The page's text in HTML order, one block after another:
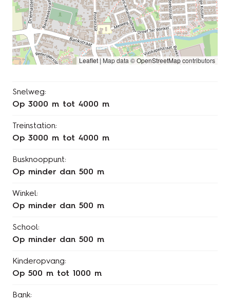
Leaflet|Map data ©OpenStreetMapcontributors
Snelweg:
op 3000 m tot 4000 m
Treinstation:
op 3000 m tot 4000 m
Busknooppunt:
op minder dan 500 m
Winkel:
op minder dan 500 m
School:
op minder dan 500 m
Kinderopvang:
op 500 m tot 1000 m
Bank: